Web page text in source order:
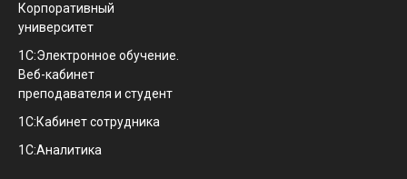
Корпоративный
университет
1С:Электронное обучение.
Веб-кабинет
преподавателя и студент
1С:Кабинет сотрудника
1С:Аналитика